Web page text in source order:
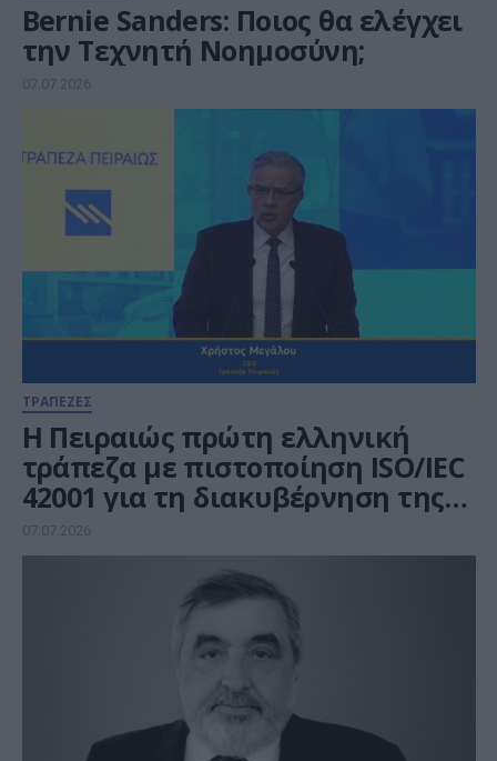
Bernie Sanders: Ποιος θα ελέγχει
την Τεχνητή Νοημοσύνη;
07.07.2026
ΤΡΑΠΕΖΕΣ
Η Πειραιώς πρώτη ελληνική
τράπεζα με πιστοποίηση ISO/IEC
42001 για τη διακυβέρνηση της
Τεχνητής Νοημοσύνης
07.07.2026